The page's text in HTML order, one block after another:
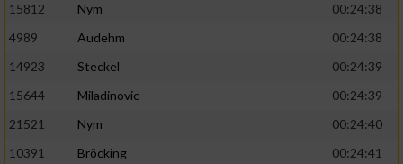
15812
Nym
00:24:38
4989
Audehm
00:24:38
14923
Steckel
00:24:39
15644
Miladinovic
00:24:39
21521
Nym
00:24:40
10391
Bröcking
00:24:41